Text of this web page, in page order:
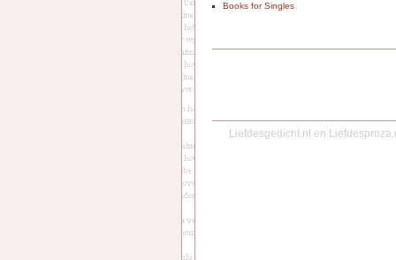
Books for Singles
Liefdesgedicht.nl en